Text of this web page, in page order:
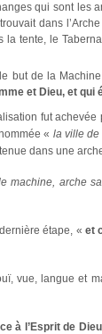
qui sont
dans
tente, le
but de la
et Dieu, et qui
fut
« la ville de
dans une
arche
étape, « et
vue, langue et
à l’Esprit de